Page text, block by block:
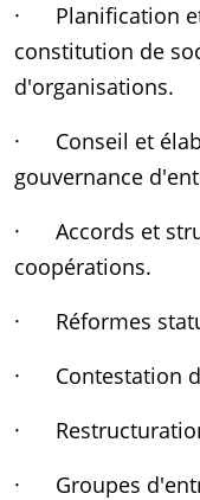
· Planification
constitution de
d'organisations.
· Conseil et
gouvernance
· Accords et
coopérations.
· Réformes
· Contestation
·
· Groupes